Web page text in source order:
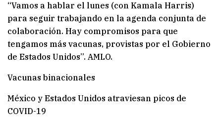
“Vamos a hablar el lunes (con Kamala Harris)
para seguir trabajando en la agenda conjunta de
colaboración. Hay compromisos para que
tengamos más vacunas, provistas por el Gobierno
de Estados Unidos”. AMLO.
Vacunas binacionales
México y Estados Unidos atraviesan picos de
COVID-19